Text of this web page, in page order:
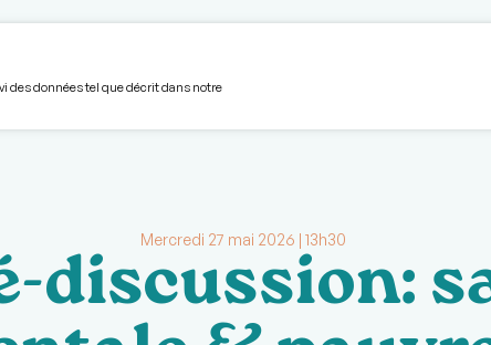
Mercredi 27 mai 2026 | 13h30
discussion:
des données tel que décrit dans notre